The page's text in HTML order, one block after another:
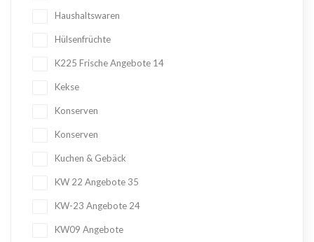
Haushaltswaren
Hülsenfrüchte
K225 Frische Angebote 14
Kekse
Konserven
Konserven
Kuchen & Gebäck
KW 22 Angebote 35
KW-23 Angebote 24
KW09 Angebote